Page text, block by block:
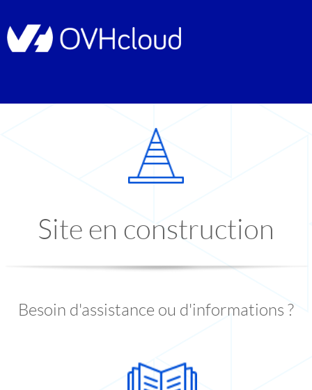
Site en construction
Besoin d'assistance ou d'informations ?